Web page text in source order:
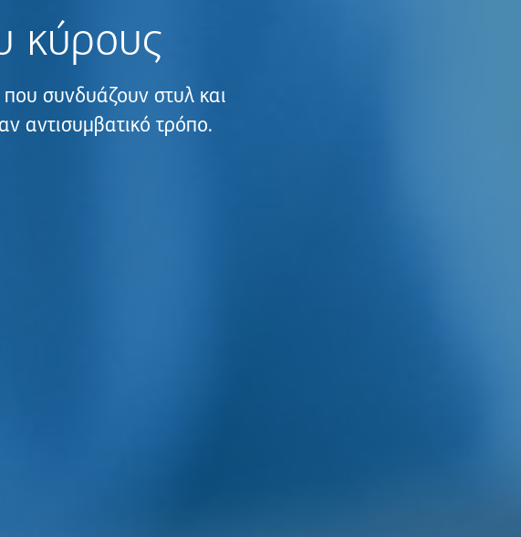
κύρους
συνδυάζουν στυλ και
αντισυμβατικό τρόπο.